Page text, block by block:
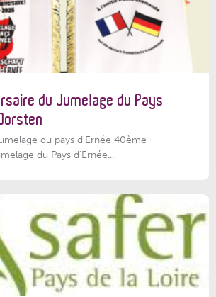
du Jumelage du Pays
du pays d'Ernée 40ème
du Pays d'Ernée...